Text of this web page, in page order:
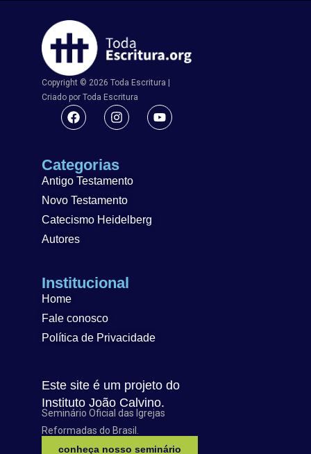
Copyright © 2026 Toda Escritura |
Criado por Toda Escritura
Categorias
Antigo Testamento
Novo Testamento
Catecismo Heidelberg
Autores
Institucional
Home
Fale conosco
Política de Privacidade
Este site é um projeto do
Instituto João Calvino.
Seminário Oficial das Igrejas
Reformadas do Brasil.
conheça nosso seminário